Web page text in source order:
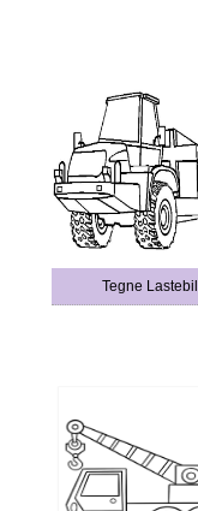
Tegne Lastebil